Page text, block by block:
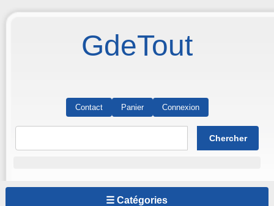
GdeTout
Contact Panier Connexion
☰ Catégories